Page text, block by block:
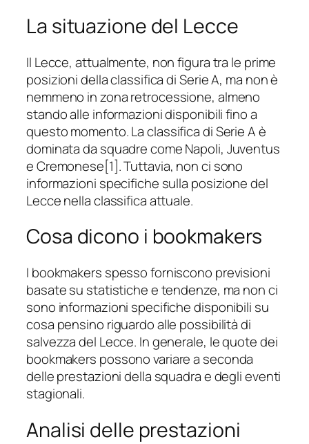
La situazione del Lecce
Il Lecce, attualmente, non figura tra le prime
posizioni della classifica di Serie A, ma non è
nemmeno in zona retrocessione, almeno
stando alle informazioni disponibili fino a
questo momento. La classifica di Serie A è
dominata da squadre come Napoli, Juventus
e Cremonese[1]. Tuttavia, non ci sono
informazioni specifiche sulla posizione del
Lecce nella classifica attuale.
Cosa dicono i bookmakers
I bookmakers spesso forniscono previsioni
basate su statistiche e tendenze, ma non ci
sono informazioni specifiche disponibili su
cosa pensino riguardo alle possibilità di
salvezza del Lecce. In generale, le quote dei
bookmakers possono variare a seconda
delle prestazioni della squadra e degli eventi
stagionali.
Analisi delle prestazioni